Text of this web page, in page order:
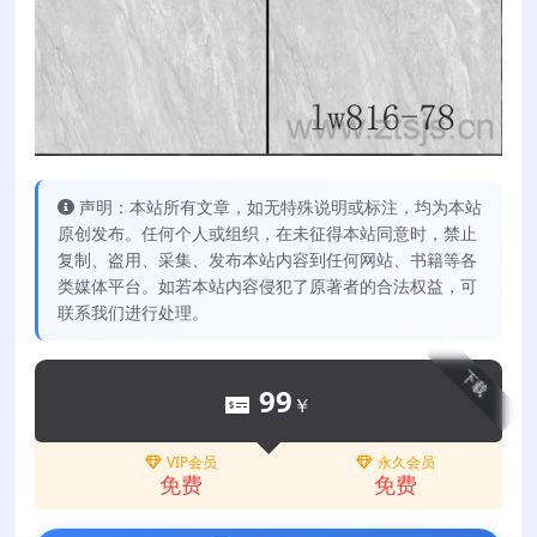
声明：本站所有文章，如无特殊说明或标注，均为本站
原创发布。任何个人或组织，在未征得本站同意时，禁止
复制、盗用、采集、发布本站内容到任何网站、书籍等各
类媒体平台。如若本站内容侵犯了原著者的合法权益，可
联系我们进行处理。
下载
99 ￥
VIP会员
免费
永久会员
免费